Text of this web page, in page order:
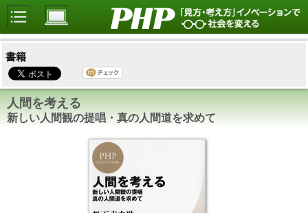
書籍
人間を考える
新しい人間観の提唱・真の人間道を求めて